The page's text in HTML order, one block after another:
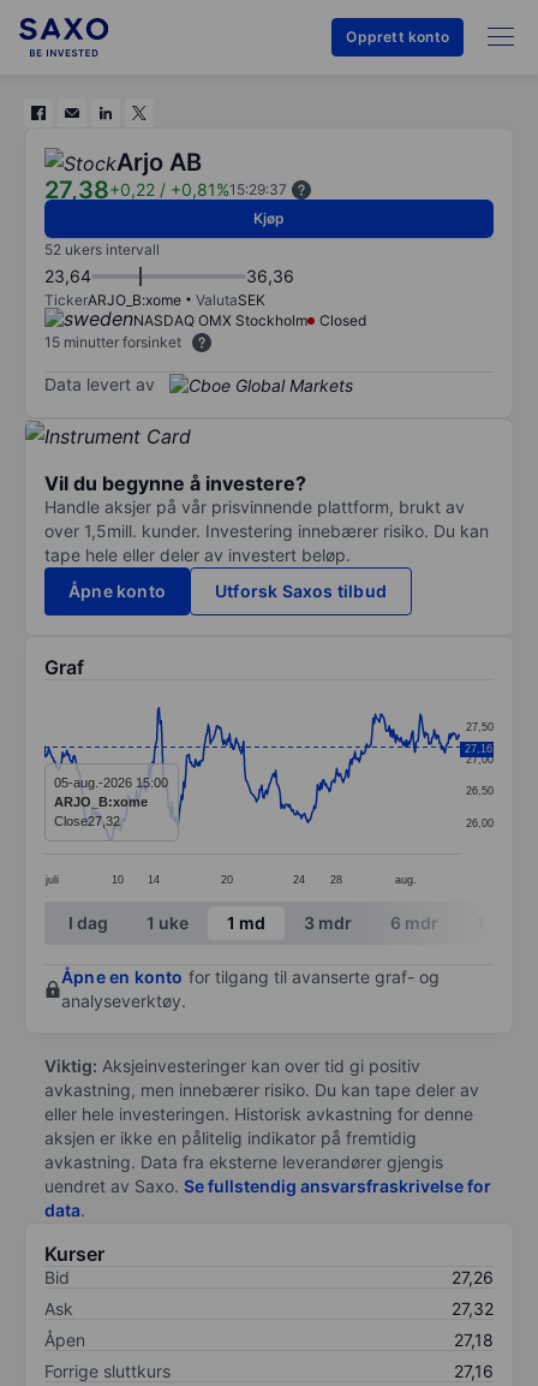
Opprett konto
Arjo AB
27,38+0,22 / +0,81%15:29:37
Kjøp
52 ukers intervall
23,64 36,36
TickerARJO_B:xome ValutaSEK
NASDAQ OMX Stockholm
Closed
15 minutter forsinket
Data levert av
Vil du begynne å investere?
Handle aksjer på vår prisvinnende plattform, brukt av
over 1,5mill. kunder. Investering innebærer risiko. Du kan
tape hele eller deler av investert beløp.
Åpne konto
Utforsk Saxos tilbud
Graf
Line chart with 389 data points.
The chart has 1 X axis displaying categories.
The chart has 1 Y axis displaying values. Data
juli 10 14 20 24 28 aug.
26,00
26,50
27,00
27,50
27,16
05-aug.-2026 15:00
ARJO_B:xome
Close27,32
End of interactive chart.
I dag 1 uke 1 md 3 mdr 6 mdr
Åpne en konto for tilgang til avanserte graf- og
analyseverktøy.
Viktig: Aksjeinvesteringer kan over tid gi positiv
avkastning, men innebærer risiko. Du kan tape deler av
eller hele investeringen. Historisk avkastning for denne
aksjen er ikke en pålitelig indikator på fremtidig
avkastning. Data fra eksterne leverandører gjengis
uendret av Saxo. Se fullstendig ansvarsfraskrivelse for
data.
Kurser
Bid
27,26
Ask
27,32
Åpen
27,18
Forrige sluttkurs
27,16